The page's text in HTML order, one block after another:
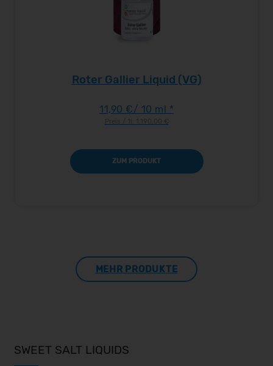
Roter Gallier Liquid (VG)
11,90 €/ 10 ml *
ZUM PRODUKT
MEHR PRODUKTE
SWEET SALT LIQUIDS